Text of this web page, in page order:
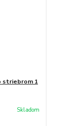
striebrom 1
Skladom